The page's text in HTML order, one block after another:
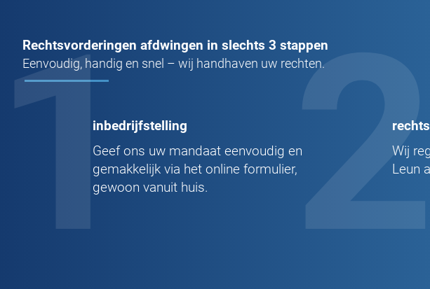
Rechtsvorderingen afdwingen in slechts 3 stappen
Eenvoudig, handig en snel – wij handhaven uw rechten.
inbedrijfstelling
Geef ons uw mandaat eenvoudig en
gemakkelijk via het online formulier,
gewoon vanuit huis.
Wij
Leun